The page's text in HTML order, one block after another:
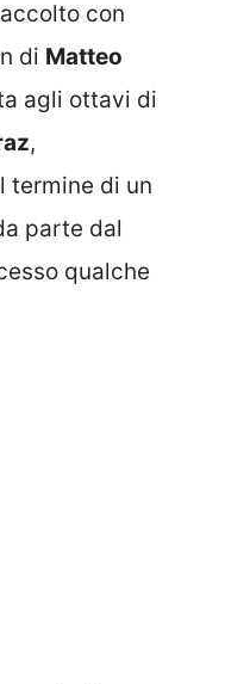
con
di Matteo
agli ottavi di
,
termine di un
parte dal
qualche